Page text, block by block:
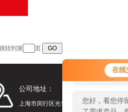
在线
您好！欢迎前
服务，请问您
您好，看您停
转到第 页
公司地址：
上海市闵行区光华路248号漕河泾光华园1